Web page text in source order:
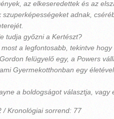
az elkeseredettek és az
szuperképességeket adnak,
tudja győzni a Kertészt?
a legfontosabb, tekintve
felügyelő egy, a Powers
Gyermekotthonban egy
a boldogságot választja, vagy
/ Kronológiai sorrend: 77